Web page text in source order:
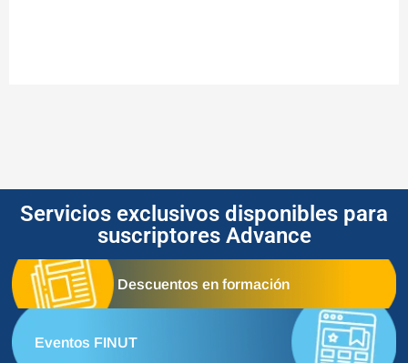
Servicios exclusivos disponibles para
suscriptores Advance
Descuentos en formación
Eventos FINUT